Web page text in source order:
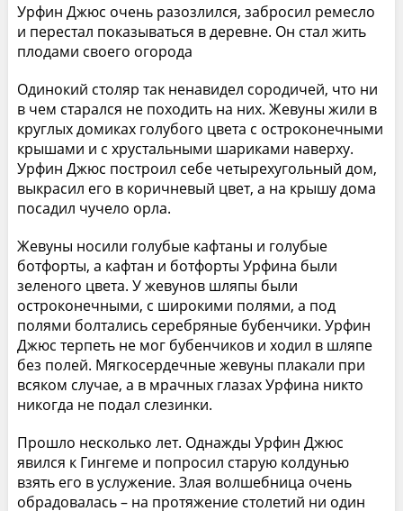
Урфин Джюс очень разозлился, забросил ремесло
и перестал показываться в деревне. Он стал жить
плодами своего огорода
Одинокий столяр так ненавидел сородичей, что ни
в чем старался не походить на них. Жевуны жили в
круглых домиках голубого цвета с остроконечными
крышами и с хрустальными шариками наверху.
Урфин Джюс построил себе четырехугольный дом,
выкрасил его в коричневый цвет, а на крышу дома
посадил чучело орла.
Жевуны носили голубые кафтаны и голубые
ботфорты, а кафтан и ботфорты Урфина были
зеленого цвета. У жевунов шляпы были
остроконечными, с широкими полями, а под
полями болтались серебряные бубенчики. Урфин
Джюс терпеть не мог бубенчиков и ходил в шляпе
без полей. Мягкосердечные жевуны плакали при
всяком случае, а в мрачных глазах Урфина никто
никогда не подал слезинки.
Прошло несколько лет. Однажды Урфин Джюс
явился к Гингеме и попросил старую колдунью
взять его в услужение. Злая волшебница очень
обрадовалась – на протяжение столетий ни один